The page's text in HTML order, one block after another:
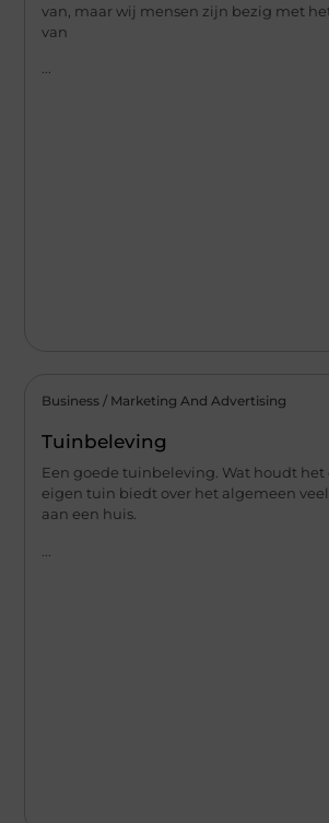
van, maar wij mensen zijn bezig met
van
...
Business / Marketing And Advertising
Tuinbeleving
Een goede tuinbeleving. Wat houdt het
eigen tuin biedt over het algemeen
aan een huis.